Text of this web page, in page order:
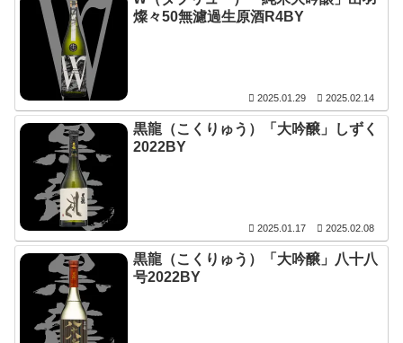
燦々50無濾過生原酒R4BY
2025.01.29 2025.02.14
黒龍（こくりゅう）「大吟醸」しずく
2022BY
2025.01.17 2025.02.08
黒龍（こくりゅう）「大吟醸」八十八
号2022BY